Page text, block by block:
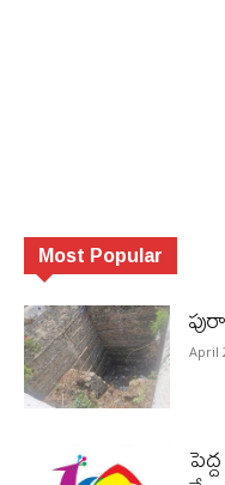
Most Popular
April